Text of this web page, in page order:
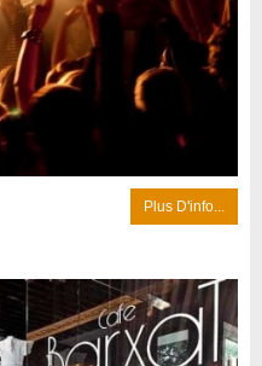
Plus D'info...